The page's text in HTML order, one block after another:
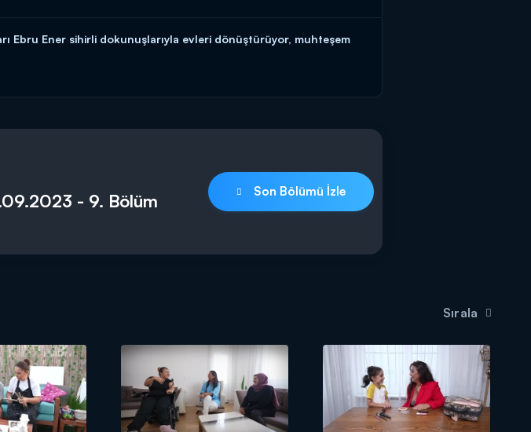
Ebru Ener sihirli dokunuşlarıyla evleri dönüştürüyor, muhteşem
fikirler ekrana geliyor.
- 9. Bölüm Son Bölümü İzle
Sırala